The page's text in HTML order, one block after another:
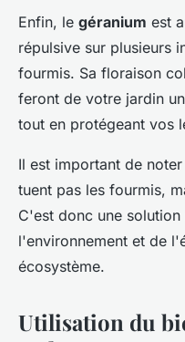
Enfin, le géranium est
répulsive sur plusieurs
fourmis. Sa floraison
feront de votre jardin
tout en protégeant vos
Il est important de
tuent pas les fourmis,
C'est donc une
l'environnement et de
écosystème.
Utilisation du